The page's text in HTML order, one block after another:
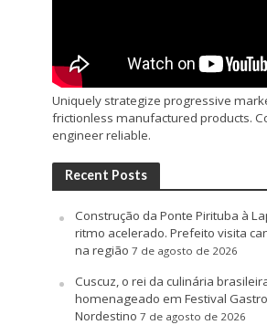
Uniquely strategize progressive
frictionless manufactured products.
engineer reliable.
Recent Posts
Construção da Ponte Pirituba à
ritmo acelerado. Prefeito visita
na região 7 de agosto de 2026
Cuscuz, o rei da culinária
homenageado em Festival
Nordestino 7 de agosto de 2026